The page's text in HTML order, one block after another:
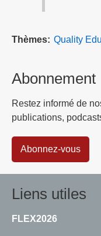
Thèmes Quality
Abonnement
Restez informé de
publications,
Abonnez-vous
Liens utiles
FLEX2026